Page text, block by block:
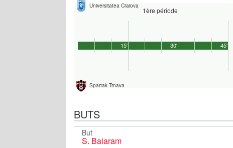
Universitatea Craiova
1ère période
Spartak Trnava
45'
15' 30'
BUTS
But
S. Baiaram